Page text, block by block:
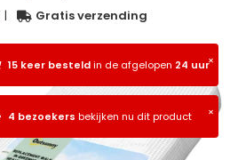
| Gratis verzending
×
15 keer besteldin de afgelopen 24 uur
×
4 bezoekers bekijken nu dit product